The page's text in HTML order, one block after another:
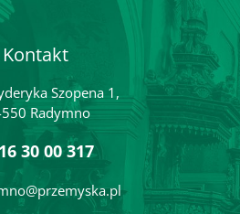
Kontakt
Szopena 1,
Radymno
16 30 00 317